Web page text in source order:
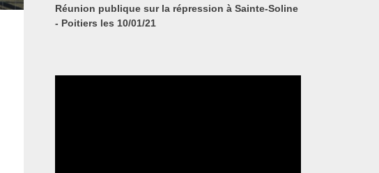
Réunion publique sur la répression à Sainte-Soline
- Poitiers les 10/01/21